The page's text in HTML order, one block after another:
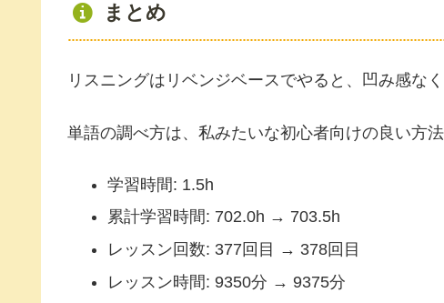
まとめ
リスニングはリベンジベースでやると、凹み感な
単語の調べ方は、私みたいな初心者向けの良い方
学習時間: 1.5h
累計学習時間: 702.0h → 703.5h
レッスン回数: 377回目 → 378回目
レッスン時間: 9350分 → 9375分